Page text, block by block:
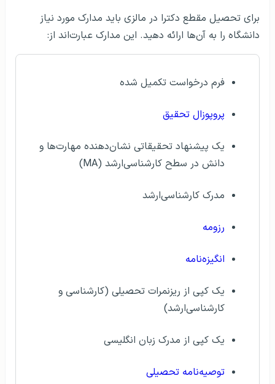
برای تحصیل مقطع دکترا در مالزی باید مدارک مورد نیاز
دانشگاه را به آن‌ها ارائه دهید. این مدارک عبارت‌اند از:
فرم درخواست تکمیل شده
پروپوزال تحقیق
یک پیشنهاد تحقیقاتی نشان‌دهنده مهارت‌ها و
دانش در سطح کارشناسی‌ارشد (MA)
مدرک کارشناسی‌ارشد
رزومه
انگیزه‌‌نامه
یک کپی از ریزنمرات تحصیلی (کارشناسی و
کارشناسی‌ارشد)
یک کپی از مدرک زبان انگلیسی
توصیه‌نامه تحصیلی